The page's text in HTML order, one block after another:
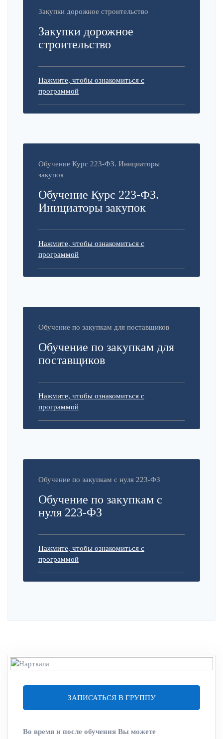
Закупки дорожное строительство
Закупки дорожное
строительство
Нажмите, чтобы ознакомиться с
программой
Обучение Курс 223-ФЗ. Инициаторы
закупок
Обучение Курс 223-ФЗ.
Инициаторы закупок
Нажмите, чтобы ознакомиться с
программой
Обучение по закупкам для поставщиков
Обучение по закупкам для
поставщиков
Нажмите, чтобы ознакомиться с
программой
Обучение по закупкам с нуля 223-ФЗ
Обучение по закупкам с
нуля 223-ФЗ
Нажмите, чтобы ознакомиться с
программой
ЗАПИСАТЬСЯ В ГРУППУ
Во время и после обучения Вы можете